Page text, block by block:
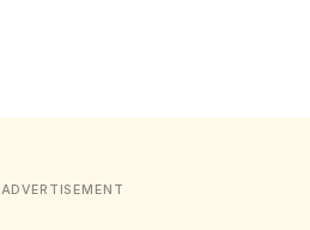
ADVERTISEMENT